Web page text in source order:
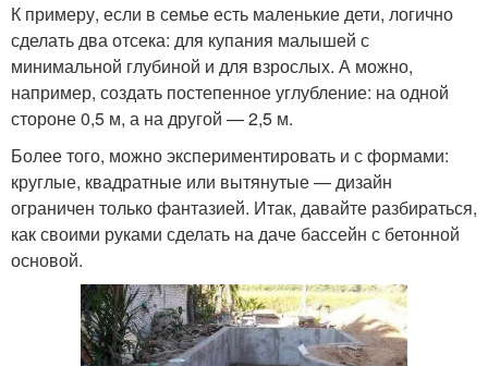
К примеру, если в семье есть маленькие дети, логично
сделать два отсека: для купания малышей с
минимальной глубиной и для взрослых. А можно,
например, создать постепенное углубление: на одной
стороне 0,5 м, а на другой — 2,5 м.
Более того, можно экспериментировать и с формами:
круглые, квадратные или вытянутые — дизайн
ограничен только фантазией. Итак, давайте разбираться,
как своими руками сделать на даче бассейн с бетонной
основой.